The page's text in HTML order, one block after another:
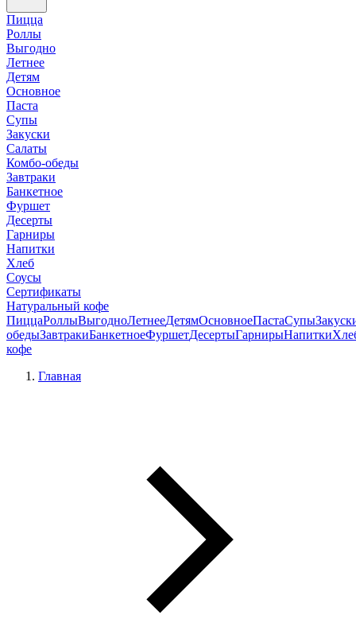
Пицца
Роллы
Выгодно
Летнее
Детям
Основное
Паста
Супы
Закуски
Салаты
Комбо-обеды
Завтраки
Банкетное
Фуршет
Десерты
Гарниры
Напитки
Хлеб
Соусы
Сертификаты
Натуральный кофе
ПиццаРоллыВыгодноЛетнееДетямОсновноеПастаСупы
обедыЗавтракиБанкетноеФуршетДесертыГарнирыНапитки
кофе
Главная